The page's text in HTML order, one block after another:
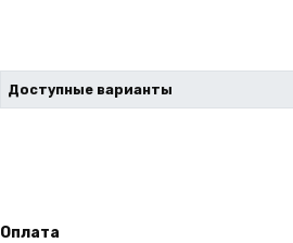
Доступные варианты
Оплата